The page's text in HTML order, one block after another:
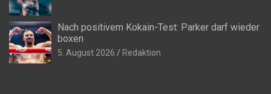
Nach positivem Kokain-Test: Parker darf wieder
boxen
5. August 2026 Redaktion